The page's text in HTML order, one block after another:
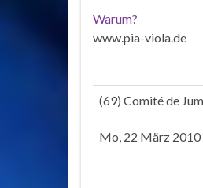
Warum?
www.pia-viola.de
(69) Comité de
Mo, 22 März